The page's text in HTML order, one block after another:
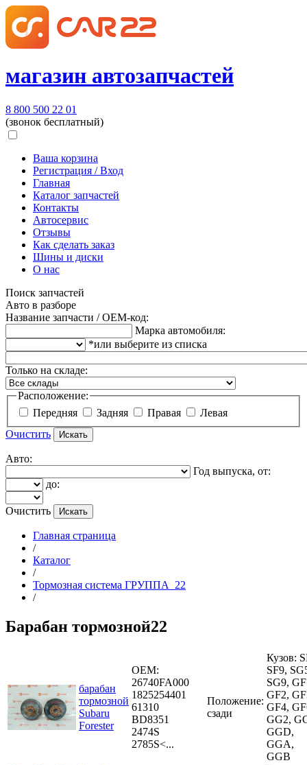
магазин автозапчастей
8 800 500 22 01
(звонок бесплатный)
Ваша корзина
Регистрация / Вход
Главная
Каталог запчастей
Контакты
Автосервис
Отзывы
Как сделать заказ
Шины и диски
О нас
Поиск запчастей
Авто в разборе
Название запчасти / OEM-код:
Марка автомобиля:
*или выберите из списка
Только на складе:
Расположение:
Передняя
Задняя Правая
Левая
Очистить
Авто:
Год выпуска, от:
до:
Очистить
Главная страница
/
Каталог
/
Тормозная система ГРУППА_22
/
Барабан тормозной22
барабан
тормозной
Subaru
Forester
OEM:
26740FA000
1825254401
61310
BD8351
2474S
2785S<...
Положение:
сзади
Кузов:
SF9,
SG9,
GF2,
GF4,
GG2,
GGD,
GGA,
GGB